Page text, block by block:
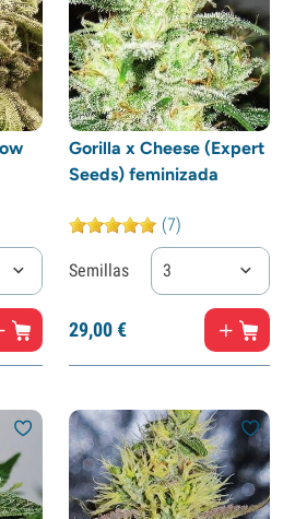
Gorilla x Cheese (Expert
Seeds) feminizada
(7)
Semillas 3
29,00€